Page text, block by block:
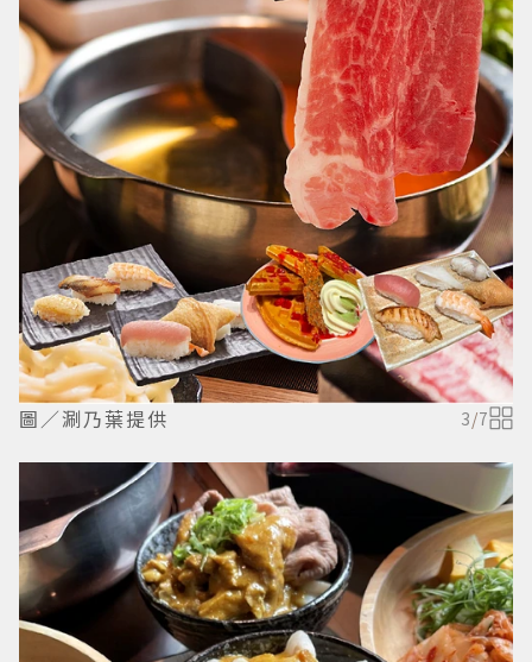
圖／涮乃葉提供 3/7